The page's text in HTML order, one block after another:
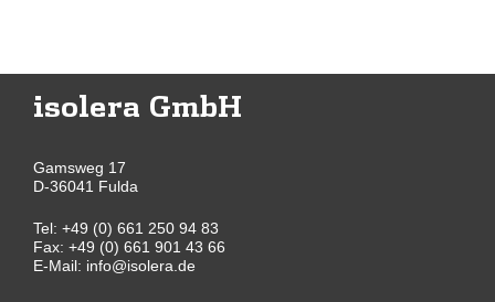
isolera GmbH
Gamsweg 17
D-36041 Fulda
Tel: +49 (0) 661 250 94 83
Fax: +49 (0) 661 901 43 66
E-Mail: info@isolera.de